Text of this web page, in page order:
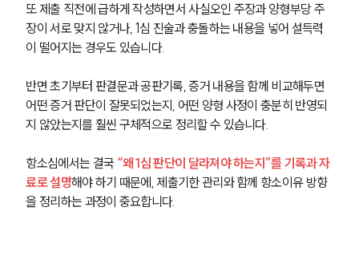
또 제출 직전에 급하게 작성하면서 사실오인 주장과 양형부당 주
장이 서로 맞지 않거나, 1심 진술과 충돌하는 내용을 넣어 설득력
이 떨어지는 경우도 있습니다.
반면 초기부터 판결문과 공판기록, 증거 내용을 함께 비교해두면
어떤 증거 판단이 잘못되었는지, 어떤 양형 사정이 충분히 반영되
지 않았는지를 훨씬 구체적으로 정리할 수 있습니다.
항소심에서는 결국 “왜 1심 판단이 달라져야 하는지”를 기록과 자
료로 설명해야 하기 때문에, 제출기한 관리와 함께 항소이유 방향
을 정리하는 과정이 중요합니다.